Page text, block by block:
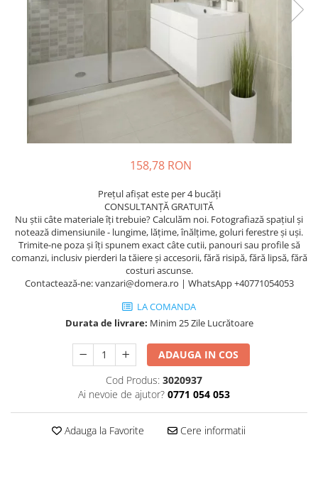
158,78 RON
Prețul afișat este per 4 bucăți
CONSULTANȚĂ GRATUITĂ
Nu știi câte materiale îți trebuie? Calculăm noi. Fotografiază spațiul și
notează dimensiunile - lungime, lățime, înălțime, goluri ferestre și uși.
Trimite-ne poza și îți spunem exact câte cutii, panouri sau profile să
comanzi, inclusiv pierderi la tăiere și accesorii, fără risipă, fără lipsă, fără
costuri ascunse.
Contactează-ne: vanzari@domera.ro | WhatsApp +40771054053
LA COMANDA
Durata de livrare: Minim 25 Zile Lucrătoare
ADAUGA IN COS
Cod Produs: 3020937
Ai nevoie de ajutor? 0771 054 053
Adauga la Favorite Cere informatii